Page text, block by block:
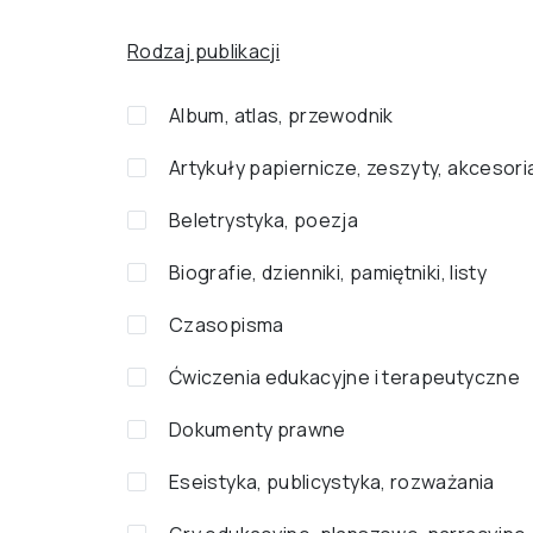
Rodzaj publikacji
Album, atlas, przewodnik
Artykuły papiernicze, zeszyty,
Beletrystyka, poezja
Biografie, dzienniki, pamiętniki, listy
Czasopisma
Ćwiczenia edukacyjne i terapeutyczne
Dokumenty prawne
Eseistyka, publicystyka, rozważania